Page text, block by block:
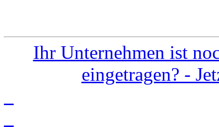
Ihr Unternehmen ist
eingetragen? -